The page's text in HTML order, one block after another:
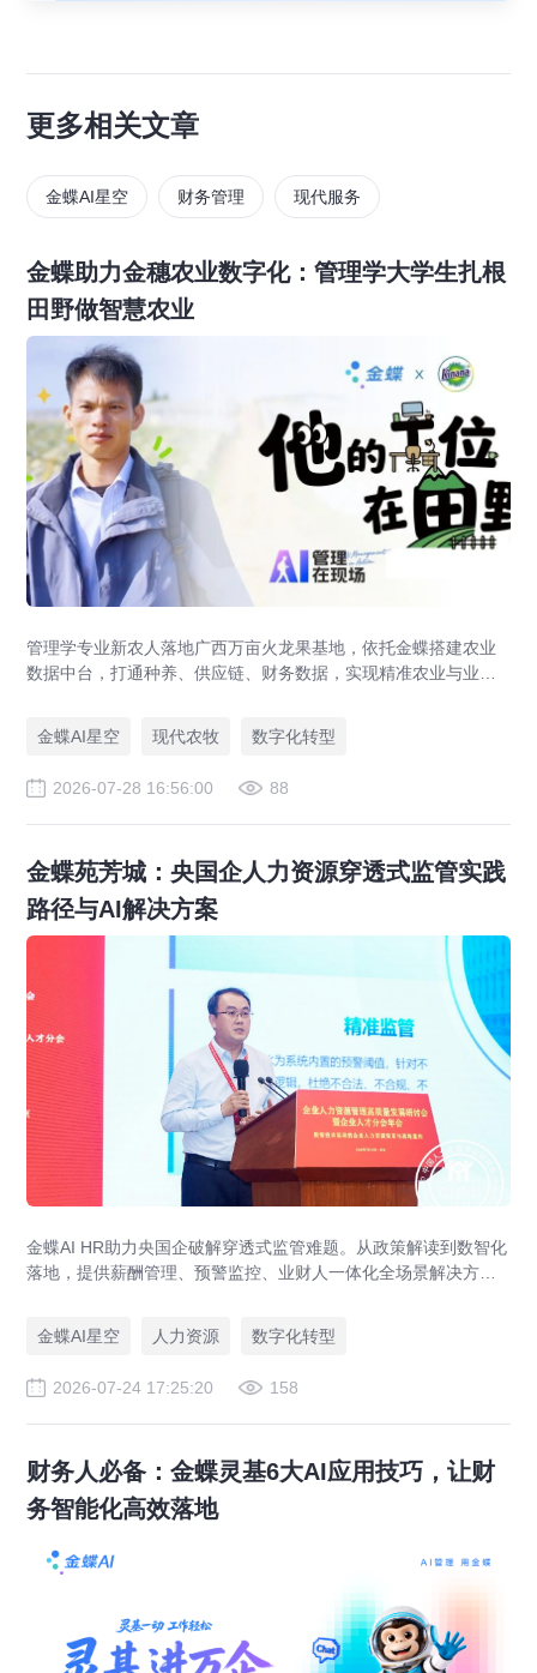
更多相关文章
金蝶AI星空 财务管理 现代服务
金蝶助力金穗农业数字化：管理学大学生扎根
田野做智慧农业
管理学专业新农人落地广西万亩火龙果基地，依托金蝶搭建农业
数据中台，打通种养、供应链、财务数据，实现精准农业与业财
金蝶AI星空
现代农牧 数字化转型
2026-07-28 16:56:00 88
金蝶苑芳城：央国企人力资源穿透式监管实践
路径与AI解决方案
金蝶AI HR助力央国企破解穿透式监管难题。从政策解读到数智化
落地，提供薪酬管理、预警监控、业财人一体化全场景解决方
金蝶AI星空
人力资源 数字化转型
2026-07-24 17:25:20 158
财务人必备：金蝶灵基6大AI应用技巧，让财
务智能化高效落地